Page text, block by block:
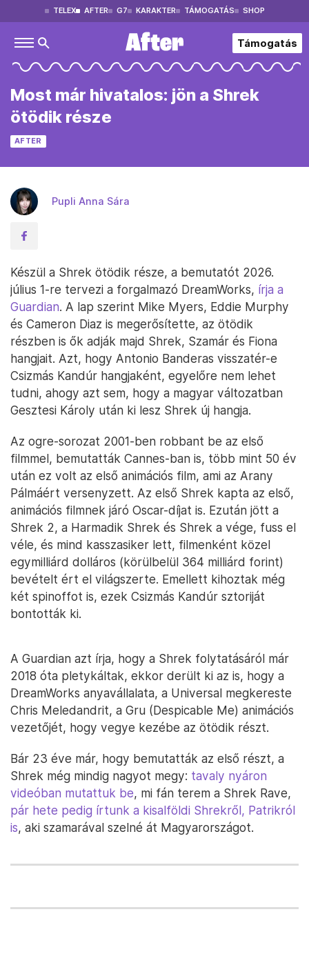
TELEX AFTER G7 KARAKTER TÁMOGATÁS SHOP
Támogatás
Most már hivatalos: jön a Shrek
ötödik része
AFTER
Pupli Anna Sára
Készül a Shrek ötödik része, a bemutatót 2026.
július 1-re tervezi a forgalmazó DreamWorks, írja a
Guardian. A lap szerint Mike Myers, Eddie Murphy
és Cameron Diaz is megerősítette, az ötödik
részben is ők adják majd Shrek, Szamár és Fiona
hangjait. Azt, hogy Antonio Banderas visszatér-e
Csizmás Kandúr hangjaként, egyelőre nem lehet
tudni, ahogy azt sem, hogy a magyar változatban
Gesztesi Károly után ki lesz Shrek új hangja.
Az ogre-sorozat 2001-ben robbant be az első
filmmel, bemutatták Cannes-ban is, több mint 50 év
után ez volt az első animációs film, ami az Arany
Pálmáért versenyzett. Az első Shrek kapta az első,
animációs filmnek járó Oscar-díjat is. Ezután jött a
Shrek 2, a Harmadik Shrek és Shrek a vége, fuss el
véle, és mind kasszasiker lett, filmenként közel
egymilliárd dolláros (körülbelül 364 milliárd forint)
bevételt ért el világszerte. Emellett kihoztak még
két spinoffot is, ezek Csizmás Kandúr sztoriját
bontották ki.
A Guardian azt írja, hogy a Shrek folytatásáról már
2018 óta pletykáltak, ekkor derült ki az is, hogy a
DreamWorks anyavállalata, a Universal megkereste
Chris Meledandrit, a Gru (Despicable Me) animációs
vezetőjét, hogy vegye kezébe az ötödik részt.
Bár 23 éve már, hogy bemutatták az első részt, a
Shrek még mindig nagyot megy: tavaly nyáron
videóban mutattuk be, mi fán terem a Shrek Rave,
pár hete pedig írtunk a kisalföldi Shrekről, Patrikról
is, aki szamarával szelné át Magyarországot.